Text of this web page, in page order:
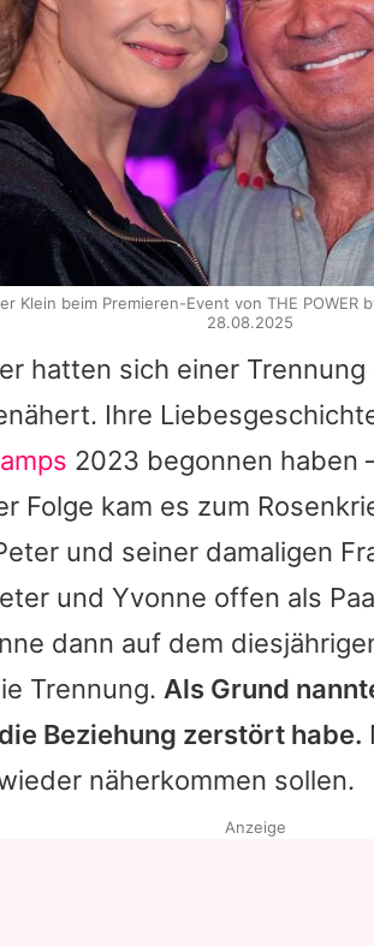
hatten sich einer
Ihre
2023 begonnen haben
Folge kam es zum
und seiner damaligen
und Yvonne offen als
dann auf dem
Trennung. Als Grund
Beziehung zerstört habe.
näherkommen sollen.
Klein beim Premieren-Event von THE POWER
28.08.2025
Anzeige